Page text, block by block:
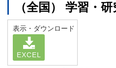
（全国） 学習・研
表示・ダウンロード
EXCEL